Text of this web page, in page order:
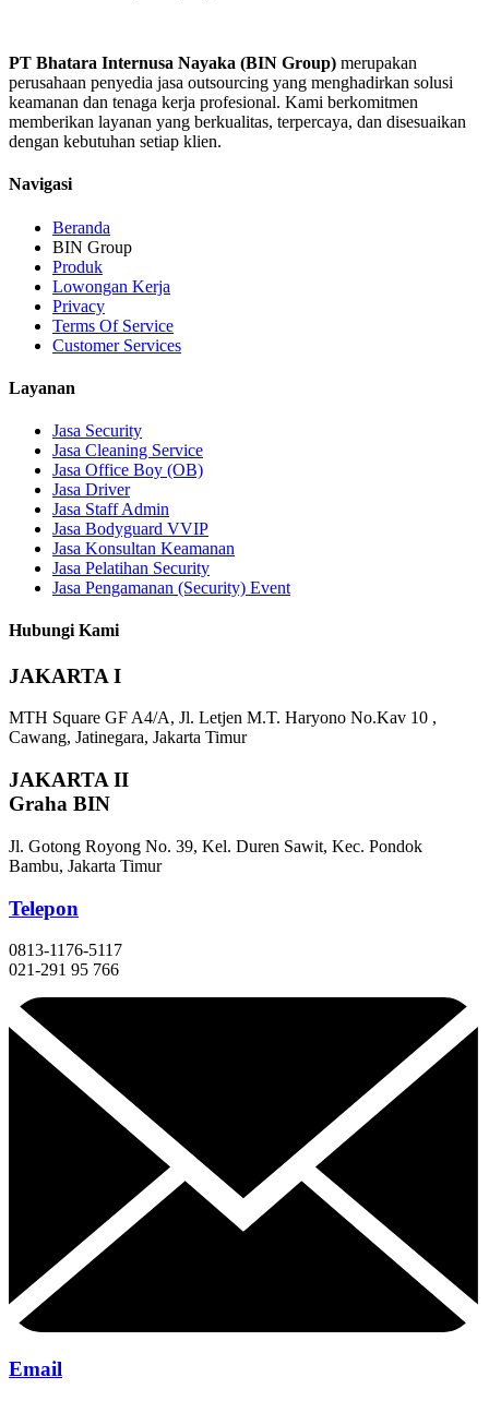
PT Bhatara Internusa Nayaka (BIN Group) merupakan
perusahaan penyedia jasa outsourcing yang menghadirkan solusi
keamanan dan tenaga kerja profesional. Kami berkomitmen
memberikan layanan yang berkualitas, terpercaya, dan disesuaikan
dengan kebutuhan setiap klien.
Navigasi
Beranda
BIN Group
Produk
Lowongan Kerja
Privacy
Terms Of Service
Customer Services
Layanan
Jasa Security
Jasa Cleaning Service
Jasa Office Boy (OB)
Jasa Driver
Jasa Staff Admin
Jasa Bodyguard VVIP
Jasa Konsultan Keamanan
Jasa Pelatihan Security
Jasa Pengamanan (Security) Event
Hubungi Kami
JAKARTA I
MTH Square GF A4/A, Jl. Letjen M.T. Haryono No.Kav 10 ,
Cawang, Jatinegara, Jakarta Timur
JAKARTA II
Graha BIN
Jl. Gotong Royong No. 39, Kel. Duren Sawit, Kec. Pondok
Bambu, Jakarta Timur
Telepon
0813-1176-5117
021-291 95 766
Email